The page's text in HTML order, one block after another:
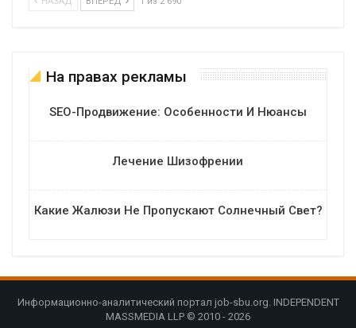
На правах рекламы
SEO-Продвижение: Особенности И Нюансы
Лечение Шизофрении
Какие Жалюзи Не Пропускают Солнечный Свет?
Информационно-аналитический портал job-sbu.org. INDEPENDENT
MASSMEDIA LLP © 2010 - 2026